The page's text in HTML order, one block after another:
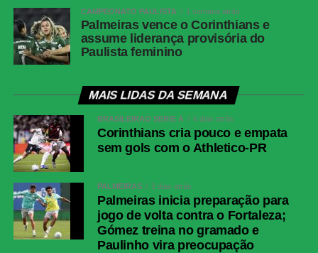
CAMPEONATO PAULISTA 1 semana atrás
Palmeiras vence o Corinthians e
assume liderança provisória do
Paulista feminino
MAIS LIDAS DA SEMANA
BRASILEIRÃO SÉRIE A 6 dias atrás
Corinthians cria pouco e empata
sem gols com o Athletico-PR
PALMEIRAS 2 dias atrás
Palmeiras inicia preparação para
jogo de volta contra o Fortaleza;
Gómez treina no gramado e
Paulinho vira preocupação